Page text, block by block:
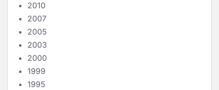
2010
2007
2005
2003
2000
1999
1995